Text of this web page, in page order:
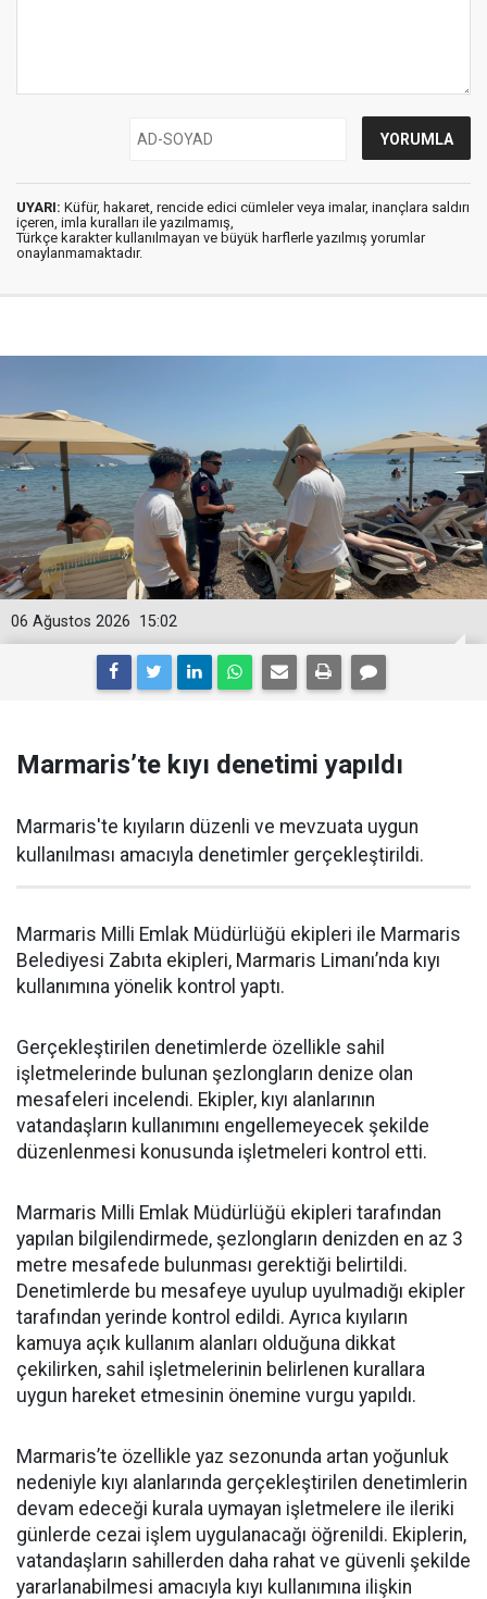
UYARI: Küfür, hakaret, rencide edici cümleler veya imalar, inançlara saldırı
içeren, imla kuralları ile yazılmamış,
Türkçe karakter kullanılmayan ve büyük harflerle yazılmış yorumlar
onaylanmamaktadır.
15:02
06 Ağustos 2026
Marmaris’te kıyı denetimi yapıldı
Marmaris'te kıyıların düzenli ve mevzuata uygun
kullanılması amacıyla denetimler gerçekleştirildi.
Marmaris Milli Emlak Müdürlüğü ekipleri ile Marmaris
Belediyesi Zabıta ekipleri, Marmaris Limanı’nda kıyı
kullanımına yönelik kontrol yaptı.
Gerçekleştirilen denetimlerde özellikle sahil
işletmelerinde bulunan şezlongların denize olan
mesafeleri incelendi. Ekipler, kıyı alanlarının
vatandaşların kullanımını engellemeyecek şekilde
düzenlenmesi konusunda işletmeleri kontrol etti.
Marmaris Milli Emlak Müdürlüğü ekipleri tarafından
yapılan bilgilendirmede, şezlongların denizden en az 3
metre mesafede bulunması gerektiği belirtildi.
Denetimlerde bu mesafeye uyulup uyulmadığı ekipler
tarafından yerinde kontrol edildi. Ayrıca kıyıların
kamuya açık kullanım alanları olduğuna dikkat
çekilirken, sahil işletmelerinin belirlenen kurallara
uygun hareket etmesinin önemine vurgu yapıldı.
Marmaris’te özellikle yaz sezonunda artan yoğunluk
nedeniyle kıyı alanlarında gerçekleştirilen denetimlerin
devam edeceği kurala uymayan işletmelere ile ileriki
günlerde cezai işlem uygulanacağı öğrenildi. Ekiplerin,
vatandaşların sahillerden daha rahat ve güvenli şekilde
yararlanabilmesi amacıyla kıyı kullanımına ilişkin